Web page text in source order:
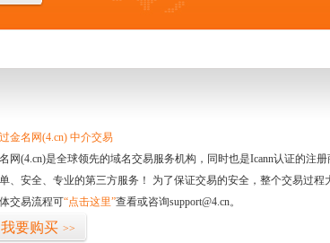
金名网(4.cn) 中介交易
网(4.cn)是全球领先的域名交易服务机构，同时也是Icann认证的注
、安全、专业的第三方服务！ 为了保证交易的安全，整个交易过程
交易流程可“点击这里”查看或咨询support@4.cn。
我要购买 >>